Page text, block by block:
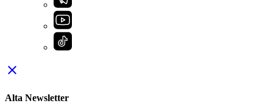
close
Alta Newsletter